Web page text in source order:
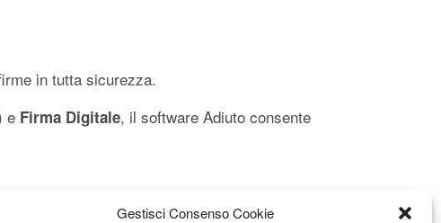
Gestisci Consenso Cookie
in tutta sicurezza.
e Firma Digitale, il software Adiuto consente